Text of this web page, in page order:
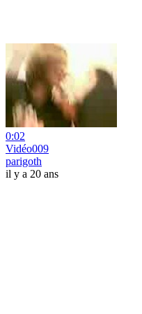
0:02
Vidéo009
parigoth
il y a 20 ans